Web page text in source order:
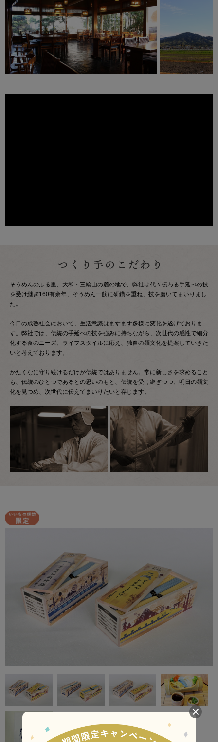
そうめんのふる里、大和・三輪山の麓の地で、弊社は代々伝わる手延べの技
を受け継ぎ160有余年、そうめん一筋に研鑽を重ね、技を磨いてまいりまし
た。
今日の成熟社会において、生活意識はますます多様に変化を遂げておりま
す。弊社では、伝統の手延べの技を強みに持ちながら、次世代の感性で細分
化する食のニーズ、ライフスタイルに応え、独自の麺文化を提案していきた
いと考えております。
かたくなに守り続けるだけが伝統ではありません。常に新しさを求めること
も、伝統のひとつであるとの思いのもと、伝統を受け継ぎつつ、明日の麺文
化を見つめ、次世代に伝えてまいりたいと存じます。